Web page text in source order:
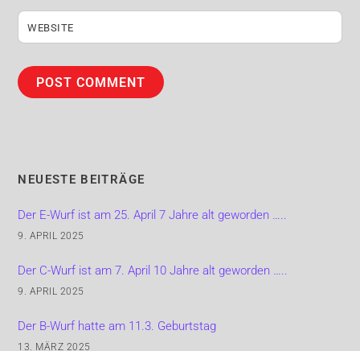
WEBSITE
NEUESTE BEITRÄGE
Der E-Wurf ist am 25. April 7 Jahre alt geworden …..
9. APRIL 2025
Der C-Wurf ist am 7. April 10 Jahre alt geworden …..
9. APRIL 2025
Der B-Wurf hatte am 11.3. Geburtstag
13. MÄRZ 2025